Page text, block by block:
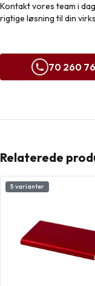
Kontakt vores team i
rigtige løsning til din
70 260
Relaterede
5 varianter